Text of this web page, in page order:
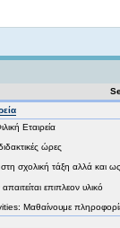
Εταιρεία
ώρες
σχολική τάξη αλλά και
επιπλεον υλικό
Μαθαίνουμε